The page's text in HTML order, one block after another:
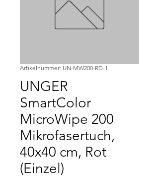
Artikelnummer: UN-MW200-RD-1
UNGER
SmartColor
MicroWipe 200
Mikrofasertuch,
40x40 cm, Rot
(Einzel)